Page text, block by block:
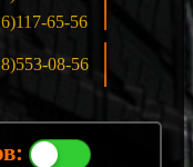
65-56
08-56